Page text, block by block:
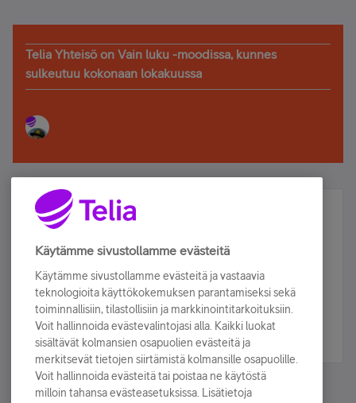
Telia Yhteisö on Vain luku -moodissa, kunnes
sulkeutuu kokonaan lokakuussa
Älä jää paitsi – osallistu ja voita!
Tilaa Telian uutiskirje ja olet mukana arvonnassa.
sähköpostiisi.
Tilaa nyt
Käytämme sivustollamme evästeitä
Käytämme sivustollamme evästeitä ja vastaavia
teknologioita käyttökokemuksen parantamiseksi sekä
toiminnallisiin, tilastollisiin ja markkinointitarkoituksiin.
Voit hallinnoida evästevalintojasi alla. Kaikki luokat
sisältävät kolmansien osapuolien evästeitä ja
merkitsevät tietojen siirtämistä kolmansille osapuolille.
Voit hallinnoida evästeitä tai poistaa ne käytöstä
milloin tahansa evästeasetuksissa. Lisätietoja